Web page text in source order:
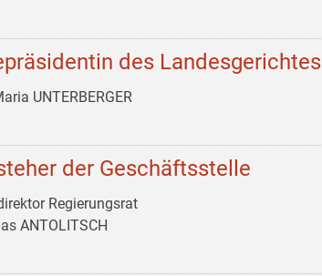
des Landesgerichtes
UNTERBERGER
der Geschäftsstelle
Regierungsrat
ANTOLITSCH